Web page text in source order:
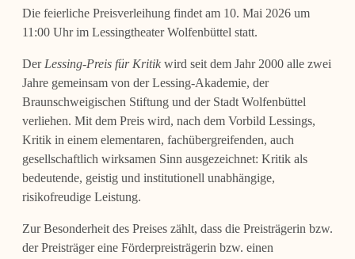
Die feierliche Preisverleihung findet am 10. Mai 2026 um
11:00 Uhr im Lessingtheater Wolfenbüttel statt.
DerLessing-Preis für Kritik wird seit dem Jahr 2000 alle zwei
Jahre gemeinsam von der Lessing-Akademie, der
Braunschweigischen Stiftung und der Stadt Wolfenbüttel
verliehen. Mit dem Preis wird, nach dem Vorbild Lessings,
Kritik in einem elementaren, fachübergreifenden, auch
gesellschaftlich wirksamen Sinn ausgezeichnet: Kritik als
bedeutende, geistig und institutionell unabhängige,
risikofreudige Leistung.
Zur Besonderheit des Preises zählt, dass die Preisträgerin bzw.
der Preisträger eine Förderpreisträgerin bzw. einen